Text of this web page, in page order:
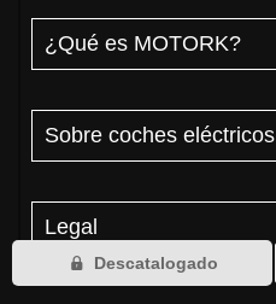
Descatalogado
¿Qué es MOTORK?
Sobre coches eléctricos
Legal